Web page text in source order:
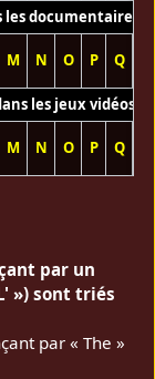
documentaires
M N O P Q
les jeux vidéos
M N O P Q
par un
») sont triés
par « The »